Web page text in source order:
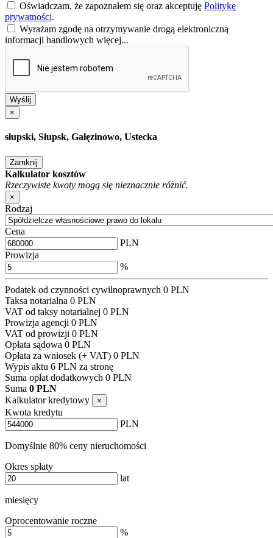
Oświadczam, że zapoznałem się oraz akceptuję Politykę
prywatności.
Wyrażam zgodę na otrzymywanie drogą elektroniczną
informacji handlowych więcej...
Wyślij
×
słupski, Słupsk, Gałęzinowo, Ustecka
Zamknij
Kalkulator kosztów
Rzeczywiste kwoty mogą się nieznacznie różnić.
×
Rodzaj
Cena
PLN
Prowizja
%
Podatek od czynności cywilnoprawnych 0 PLN
Taksa notarialna 0 PLN
VAT od taksy notarialnej 0 PLN
Prowizja agencji 0 PLN
VAT od prowizji 0 PLN
Opłata sądowa 0 PLN
Opłata za wniosek (+ VAT) 0 PLN
Wypis aktu 6 PLN za stronę
Suma opłat dodatkowych 0 PLN
Suma 0 PLN
Kalkulator kredytowy
×
Kwota kredytu
PLN
Domyślnie 80% ceny nieruchomości
Okres spłaty
lat
miesięcy
Oprocentowanie roczne
%